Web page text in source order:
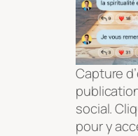
Capture
social.
pour y